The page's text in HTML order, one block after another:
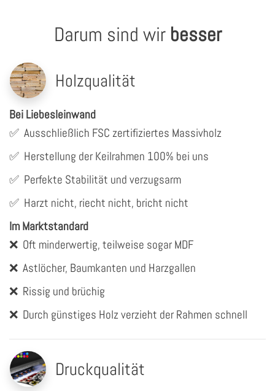
Darum sind wir besser
Holzqualität
Bei Liebesleinwand
✅ Ausschließlich FSC zertifiziertes Massivholz
✅ Herstellung der Keilrahmen 100% bei uns
✅ Perfekte Stabilität und verzugsarm
✅ Harzt nicht, riecht nicht, bricht nicht
Im Marktstandard
❌ Oft minderwertig, teilweise sogar MDF
❌ Astlöcher, Baumkanten und Harzgallen
❌ Rissig und brüchig
❌ Durch günstiges Holz verzieht der Rahmen schnell
Druckqualität